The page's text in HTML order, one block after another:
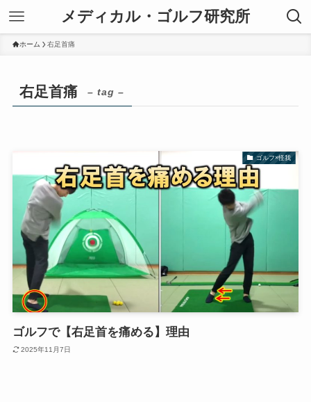
メディカル・ゴルフ研究所
ホーム 右足首痛
右足首痛 – tag –
ゴルフ×怪我
ゴルフで【右足首を痛める】理由
2025年11月7日